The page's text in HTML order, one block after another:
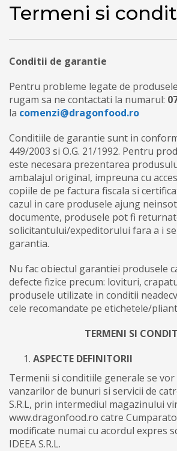
Termeni si
Conditii de garantie
Pentru probleme legate de
rugam sa ne contactati la numarul:
la comenzi@dragonfood.ro
Conditiile de garantie sunt in
449/2003 si O.G. 21/1992. Pentru
este necesara prezentarea
ambalajul original, impreuna cu
copiile de pe factura fiscala si
cazul in care produsele ajung
documente, produsele pot fi
solicitantului/expeditorului fara a i
garantia.
Nu fac obiectul garantiei produsele
defecte fizice precum: lovituri,
produsele utilizate in conditii
cele recomandate pe etichetele/
TERMENI SI
ASPECTE DEFINITORII
Termenii si conditiile generale se
vanzarilor de bunuri si servicii de
S.R.L, prin intermediul magazinului
www.dragonfood.ro catre
modificate numai cu acordul expres
IDEEA S.R.L.